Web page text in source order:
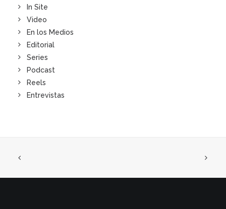
In Site
Video
En los Medios
Editorial
Series
Podcast
Reels
Entrevistas